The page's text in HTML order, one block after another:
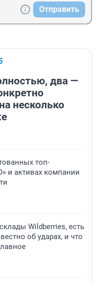
Отправить
два —
несколько
топ-
и активах компании
Wildberries, есть
об ударах, и что